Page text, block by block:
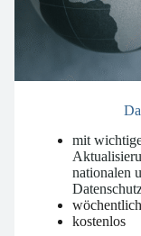
mit
nationalen
wöchentlich